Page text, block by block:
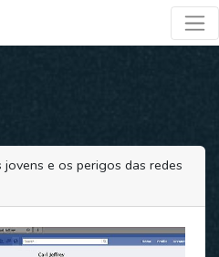
jovens e os perigos das redes